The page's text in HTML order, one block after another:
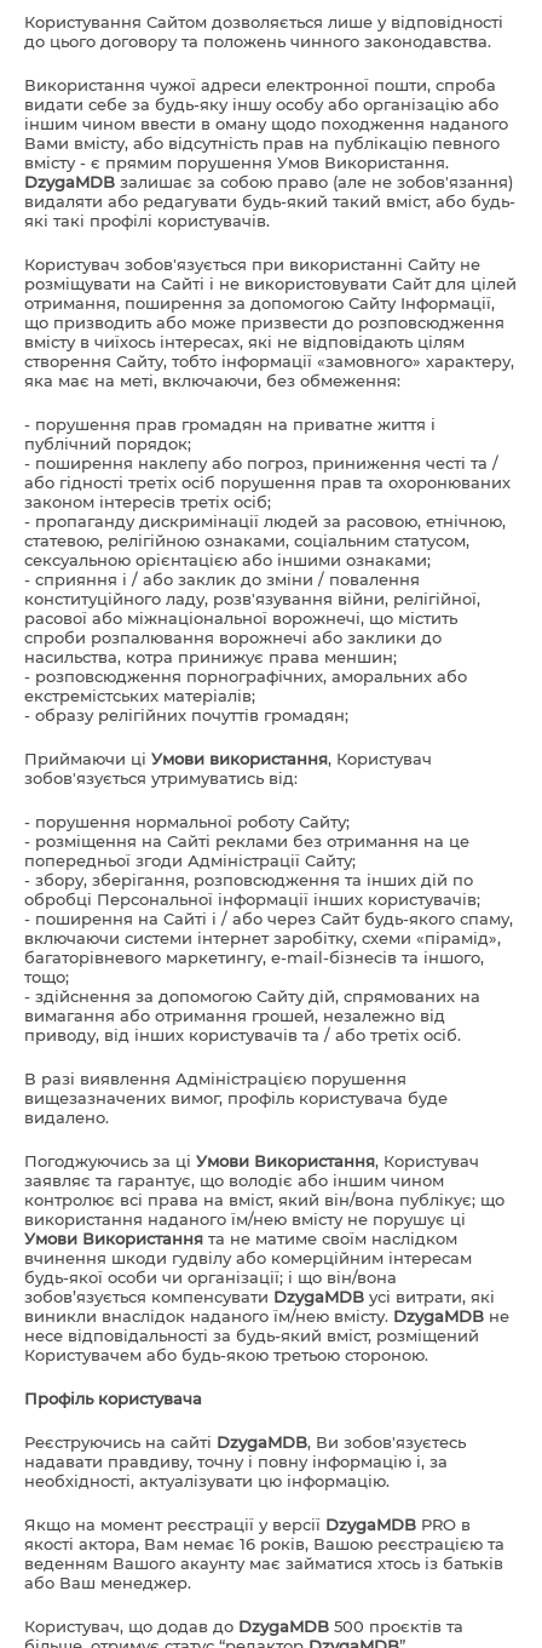
Користування Сайтом дозволяється лише у відповідності
до цього договору та положень чинного законодавства.
Використання чужої адреси електронної пошти, спроба
видати себе за будь-яку іншу особу або організацію або
іншим чином ввести в оману щодо походження наданого
Вами вмісту, або відсутність прав на публікацію певного
вмісту - є прямим порушення Умов Використання.
DzygaMDB залишає за собою право (але не зобов'язання)
видаляти або редагувати будь-який такий вміст, або будь-
які такі профілі користувачів.
Користувач зобов'язується при використанні Сайту не
розміщувати на Сайті і не використовувати Сайт для цілей
отримання, поширення за допомогою Сайту Інформації,
що призводить або може призвести до розповсюдження
вмісту в чиїхось інтересах, які не відповідають цілям
створення Сайту, тобто інформації «замовного» характеру,
яка має на меті, включаючи, без обмеження:
- порушення прав громадян на приватне життя і
публічний порядок;
- поширення наклепу або погроз, приниження честі та /
або гідності третіх осіб порушення прав та охоронюваних
законом інтересів третіх осіб;
- пропаганду дискримінації людей за расовою, етнічною,
статевою, релігійною ознаками, соціальним статусом,
сексуальною орієнтацією або іншими ознаками;
- сприяння і / або заклик до зміни / повалення
конституційного ладу, розв'язування війни, релігійної,
расової або міжнаціональної ворожнечі, що містить
спроби розпалювання ворожнечі або заклики до
насильства, котра принижує права меншин;
- розповсюдження порнографічних, аморальних або
екстремістських матеріалів;
- образу релігійних почуттів громадян;
Приймаючи ці Умови використання, Користувач
зобов'язується утримуватись від:
- порушення нормальної роботу Сайту;
- розміщення на Сайті реклами без отримання на це
попередньої згоди Адміністрації Сайту;
- збору, зберігання, розповсюдження та інших дій по
обробці Персональної інформації інших користувачів;
- поширення на Сайті і / або через Сайт будь-якого спаму,
включаючи системи інтернет заробітку, схеми «пірамід»,
багаторівневого маркетингу, e-mail-бізнесів та іншого,
тощо;
- здійснення за допомогою Сайту дій, спрямованих на
вимагання або отримання грошей, незалежно від
приводу, від інших користувачів та / або третіх осіб.
В разі виявлення Адміністрацією порушення
вищезазначених вимог, профіль користувача буде
видалено.
Погоджуючись за ці Умови Використання, Користувач
заявляє та гарантує, що володіє або іншим чином
контролює всі права на вміст, який він/вона публікує; що
використання наданого їм/нею вмісту не порушує ці
Умови Використання та не матиме своїм наслідком
вчинення шкоди гудвілу або комерційним інтересам
будь-якої особи чи організації; і що він/вона
зобов’язується компенсувати DzygaMDB усі витрати, які
виникли внаслідок наданого їм/нею вмісту. DzygaMDB не
несе відповідальності за будь-який вміст, розміщений
Користувачем або будь-якою третьою стороною.
Профіль користувача
Реєструючись на сайті DzygaMDB, Ви зобов'язуєтесь
надавати правдиву, точну і повну інформацію і, за
необхідності, актуалізувати цю інформацію.
Якщо на момент реєстрації у версії DzygaMDB PRO в
якості актора, Вам немає 16 років, Вашою реєстрацією та
веденням Вашого акаунту має займатися хтось із батьків
або Ваш менеджер.
Користувач, що додав до DzygaMDB 500 проєктів та